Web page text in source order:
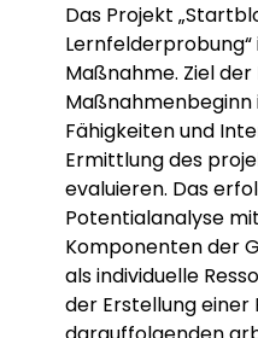
Das Projekt
Maßnahme. Ziel
Maßnahmenbeginn
Fähigkeiten und
Ermittlung des
evaluieren. Das
Potentialanalyse
Komponenten der
als individuelle
der Erstellung einer